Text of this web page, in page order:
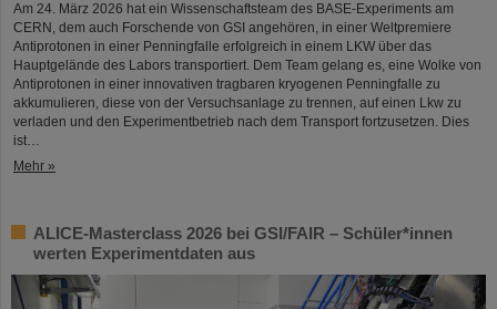
Am 24. März 2026 hat ein Wissenschaftsteam des BASE-Experiments am
CERN, dem auch Forschende von GSI angehören, in einer Weltpremiere
Antiprotonen in einer Penningfalle erfolgreich in einem LKW über das
Hauptgelände des Labors transportiert. Dem Team gelang es, eine Wolke von
Antiprotonen in einer innovativen tragbaren kryogenen Penningfalle zu
akkumulieren, diese von der Versuchsanlage zu trennen, auf einen Lkw zu
verladen und den Experimentbetrieb nach dem Transport fortzusetzen. Dies
ist…
Mehr »
ALICE-Masterclass 2026 bei GSI/FAIR – Schüler*innen
werten Experimentdaten aus